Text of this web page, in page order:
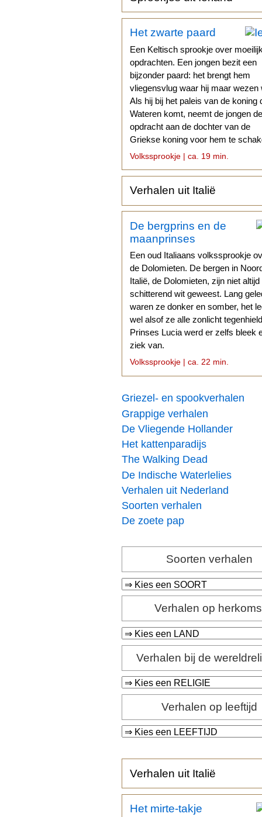
Het zwarte paard
Een Keltisch sprookje over
opdrachten. Een jongen bezit een
bijzonder paard: het brengt hem
vliegensvlug waar hij maar wezen
Als hij bij het paleis van de koning
Wateren komt, neemt de jongen de
opdracht aan de dochter van de
Griekse koning voor hem te
Volkssprookje | ca. 19 min.
Verhalen uit Italië
De bergprins en de
maanprinses
Een oud Italiaans volkssprookje
de Dolomieten. De bergen in
Italië, de Dolomieten, zijn niet altijd
schitterend wit geweest. Lang
waren ze donker en somber, het
wel alsof ze alle zonlicht
Prinses Lucia werd er zelfs bleek
ziek van.
Volkssprookje | ca. 22 min.
Griezel- en spookverhalen
Grappige verhalen
De Vliegende Hollander
Het kattenparadijs
The Walking Dead
De Indische Waterlelies
Verhalen uit Nederland
Soorten verhalen
De zoete pap
Soorten verhalen
Verhalen op
Verhalen bij de
Verhalen op leeftijd
Verhalen uit Italië
Het mirte-takje